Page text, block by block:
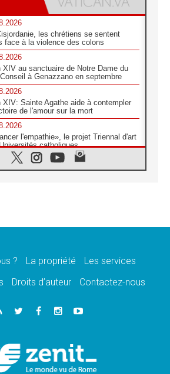
les chrétiens se sentent
face à la violence des colons
XIV au sanctuaire de Notre Dame du
à Genazzano en septembre
XIV: Sainte Agathe aide à contempler
de l'amour sur la mort
l'empathie», le projet Triennal d'art
catholiques
2026, donner la parole aux religieuses
et mémoire nationale
paix commence par l'empathie» estime
Parolin
«la paix ne s'achète pas avec
? La propriété
Les services
Droits d’auteur Contactez-nous